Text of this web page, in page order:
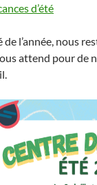
d’été
de l’année, nous
attend pour de